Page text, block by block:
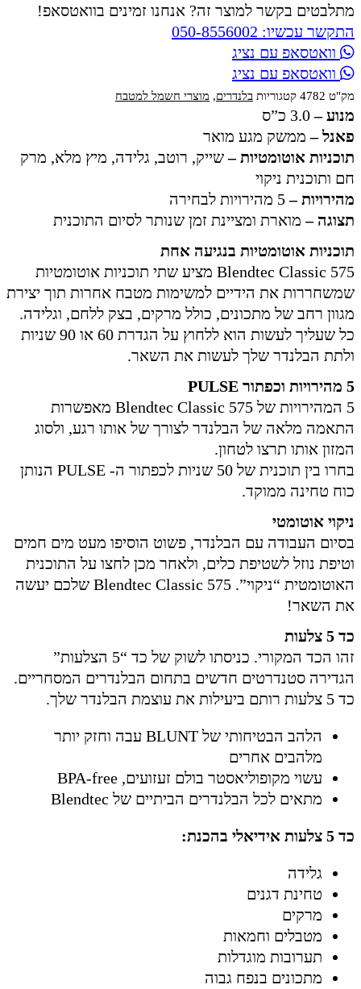
מתלבטים בקשר למוצר זה? אנחנו זמינים בוואטסאפ!
התקשר עכשיו: 050-8556002
וואטסאפ עם נציג
וואטסאפ עם נציג
מק"ט 4782 קטגוריות בלנדרים, מוצרי חשמל למטבח
מנוע –3.0 כ”ס
פאנל –ממשק מגע מואר
תוכניות אוטומטיות –שייק, רוטב, גלידה, מיץ מלא, מרק
חם ותוכנית ניקוי
מהירויות –5 מהירויות לבחירה
תצוגה –מוארת ומציינת זמן שנותר לסיום התוכנית
תוכניות אוטומטיות בנגיעה אחת
Blendtec Classic 575 מציע שתי תוכניות אוטומטיות
שמשחררות את הידיים למשימות מטבח אחרות תוך יצירת
מגוון רחב של מתכונים, כולל מרקים, בצק ללחם, וגלידה.
כל שעליך לעשות הוא ללחוץ על הגדרת 60 או 90 שניות
ולתת הבלנדר שלך לעשות את השאר.
5 מהירויות וכפתור PULSE
5 המהירויות של Blendtec Classic 575 מאפשרות
התאמה מלאה של הבלנדר לצורך של אותו רגע, ולסוג
המזון אותו תרצו לטחון.
בחרו בין תוכנית של 50 שניות לכפתור ה- PULSE הנותן
כוח טחינה ממוקד.
ניקוי אוטומטי
בסיום העבודה עם הבלנדר, פשוט הוסיפו מעט מים חמים
וטיפת נוזל לשטיפת כלים, ולאחר מכן לחצו על התוכנית
האוטומטית “ניקוי”. Blendtec Classic 575 שלכם יעשה
את השאר!
כד 5 צלעות
זהו הכד המקורי. כניסתו לשוק של כד “5 הצלעות”
הגדירה סטנדרטים חדשים בתחום הבלנדרים המסחריים.
כד 5 צלעות רותם ביעילות את עוצמת הבלנדר שלך.
הלהב הבטיחותי של BLUNT עבה וחזק יותר
מלהבים אחרים
עשוי מקופוליאסטר בולם זעזועים, BPA-free
מתאים לכל הבלנדרים הביתיים של Blendtec
כד 5 צלעות אידיאלי בהכנת:
גלידה
טחינת דגנים
מרקים
מטבלים וחמאות
תערובות מוגדלות
מתכונים בנפח גבוה